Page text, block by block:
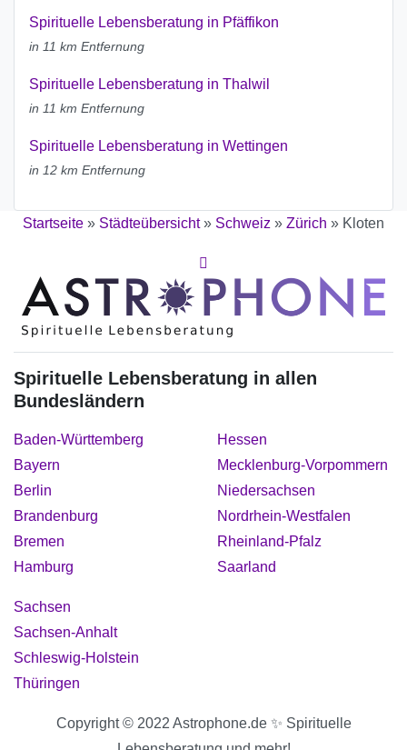
Spirituelle Lebensberatung in Pfäffikon
in 11 km Entfernung
Spirituelle Lebensberatung in Thalwil
in 11 km Entfernung
Spirituelle Lebensberatung in Wettingen
in 12 km Entfernung
Startseite » Städteübersicht» Schweiz » Zürich » Kloten
Spirituelle Lebensberatung in allen
Bundesländern
Baden-Württemberg
Bayern
Berlin
Brandenburg
Bremen
Hamburg
Hessen
Mecklenburg-Vorpommern
Niedersachsen
Nordrhein-Westfalen
Rheinland-Pfalz
Saarland
Sachsen
Sachsen-Anhalt
Schleswig-Holstein
Thüringen
Copyright © 2022 Astrophone.de ✨ Spirituelle